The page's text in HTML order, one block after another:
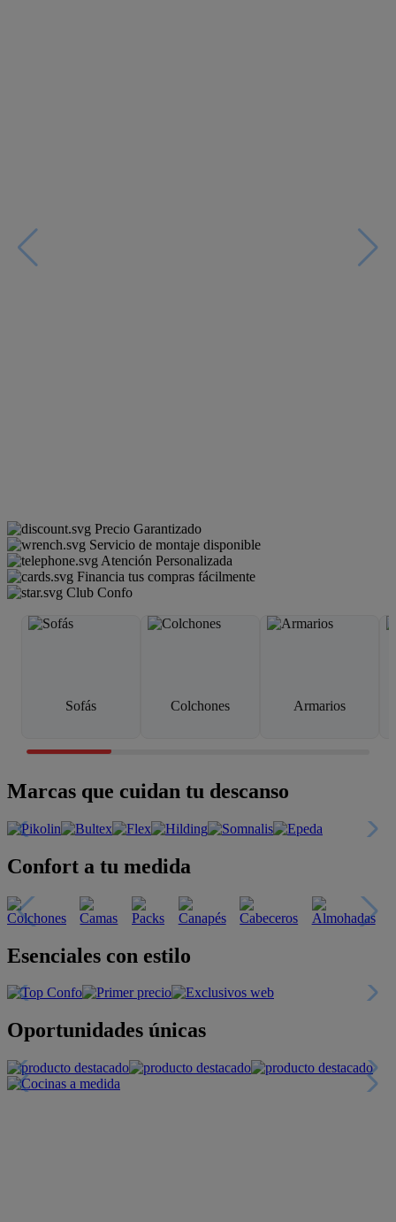
Precio Garantizado
Servicio de montaje disponible
Atención Personalizada
Financia tus compras fácilmente
Club Confo
Sofás Colchones Armarios
Marcas que cuidan tu descanso
Confort a tu medida
Esenciales con estilo
Oportunidades únicas